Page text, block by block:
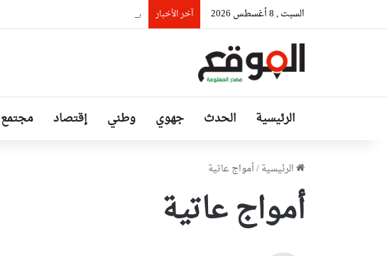
السبت , 8 أغسطس 2026 آخر الأخبار رئيس حكومة مالي: لا توجد أزمة مع
الرئيسية الحدث جهوي وطني إقتصاد مجتمع
الرئيسية/أمواج عاتية
أمواج عاتية